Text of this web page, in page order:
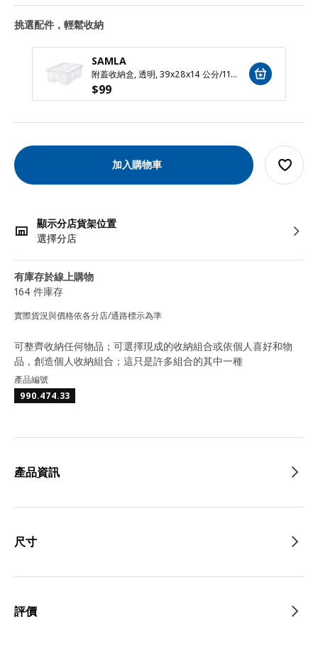
挑選配件，輕鬆收納
SAMLA
附蓋收納盒, 透明, 39x28x14 公分/11 公升
$99
加入購物車
顯示分店貨架位置
選擇分店
有庫存於線上購物
164 件庫存
實際貨況與價格依各分店/通路標示為準
可整齊收納任何物品；可選擇現成的收納組合或依個人喜好和物
品，創造個人收納組合；這只是許多組合的其中一種
產品編號
990.474.33
產品資訊
尺寸
評價